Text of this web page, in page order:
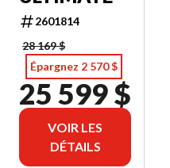
2601814
28 169 $
Épargnez 2 570 $
25 599 $
VOIR LES
DÉTAILS